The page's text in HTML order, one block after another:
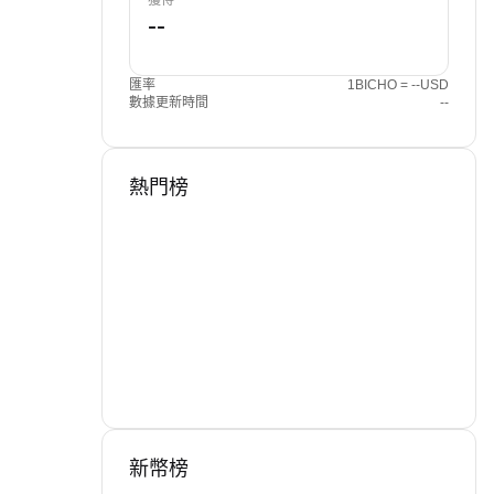
匯率
1BICHO = --USD
數據更新時間
--
熱門榜
新幣榜